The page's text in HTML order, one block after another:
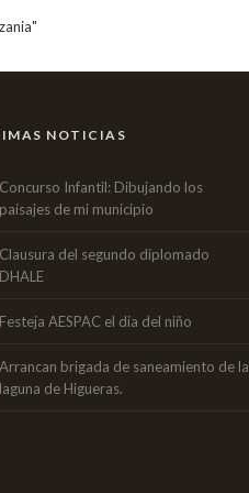
NOTICIAS
Concurso Infantil: Dibujando los
paisajes de mi municipio
Clausura del segundo diplomado
DHALE
Festeja AESPAC el dia del niño
Arrancan brigada de saneamiento de la
laguna de Higueras.